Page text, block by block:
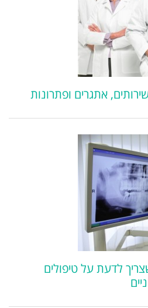
אתגרים ופתרונות
לדעת על טיפולים